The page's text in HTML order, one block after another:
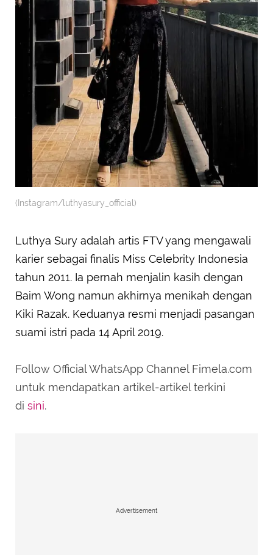
(Instagram/luthyasury_official)
Luthya Sury adalah artis FTV yang mengawali
karier sebagai finalis Miss Celebrity Indonesia
tahun 2011. Ia pernah menjalin kasih dengan
Baim Wong namun akhirnya menikah dengan
Kiki Razak. Keduanya resmi menjadi pasangan
suami istri pada 14 April 2019.
Follow Official WhatsApp Channel Fimela.com
untuk mendapatkan artikel-artikel terkini
di sini.
Advertisement